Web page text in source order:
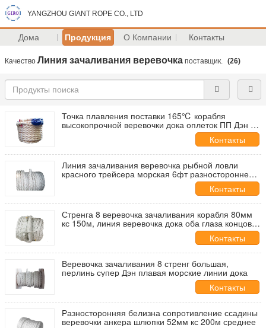
YANGZHOU GIANT ROPE CO., LTD
Дома Продукция О Компании Контакты
Качество Линия зачаливания веревочка поставщик. (26)
Точка плавления поставки 165℃ корабля
высокопрочной веревочки дока оплеток ПП Дэн 8
Контакты
Линия зачаливания веревочка рыбной ловли
красного трейсера морская 6фт разностороннее и
Контакты
Стренга 8 веревочка зачаливания корабля 80мм
кс 150м, линия веревочка дока оба глаза концов
Контакты
Веревочка зачаливания 8 стренг большая,
перлинь супер Дэн плавая морские линии дока
Контакты
Разносторонняя белизна сопротивление ссадины
веревочки анкера шлюпки 52мм кс 200м среднее